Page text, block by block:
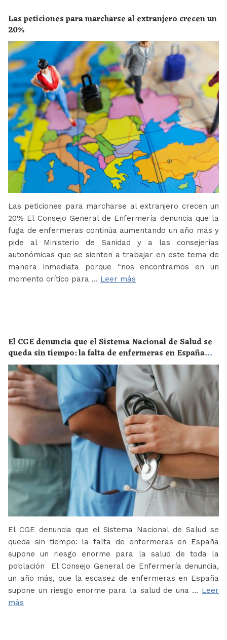
Las peticiones para marcharse al extranjero crecen un
20%
Las peticiones para marcharse al extranjero crecen un
20% El Consejo General de Enfermería denuncia que la
fuga de enfermeras continúa aumentando un año más y
pide al Ministerio de Sanidad y a las consejerías
autonómicas que se sienten a trabajar en este tema de
manera inmediata porque “nos encontramos en un
momento crítico para … Leer más
El CGE denuncia que el Sistema Nacional de Salud se
queda sin tiempo: la falta de enfermeras en España
supone un riesgo enorme para la salud de toda la
población
El CGE denuncia que el Sistema Nacional de Salud se
queda sin tiempo: la falta de enfermeras en España
supone un riesgo enorme para la salud de toda la
población El Consejo General de Enfermería denuncia,
un año más, que la escasez de enfermeras en España
supone un riesgo enorme para la salud de una … Leer
más